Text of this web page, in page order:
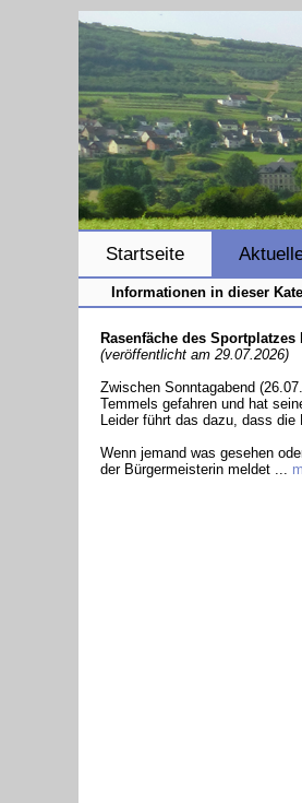
Startseite
Informationen in dieser
Rasenfäche des Sportplatzes
(veröffentlicht am 29.07.2026)
Zwischen Sonntagabend
Temmels gefahren und hat
Leider führt das dazu, dass
Wenn jemand was gesehen
der Bürgermeisterin meldet ...